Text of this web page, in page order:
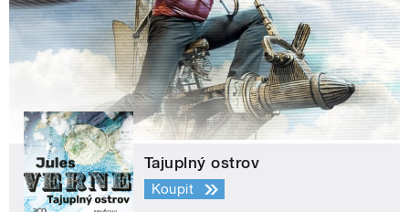
Tajuplný ostrov
Koupit